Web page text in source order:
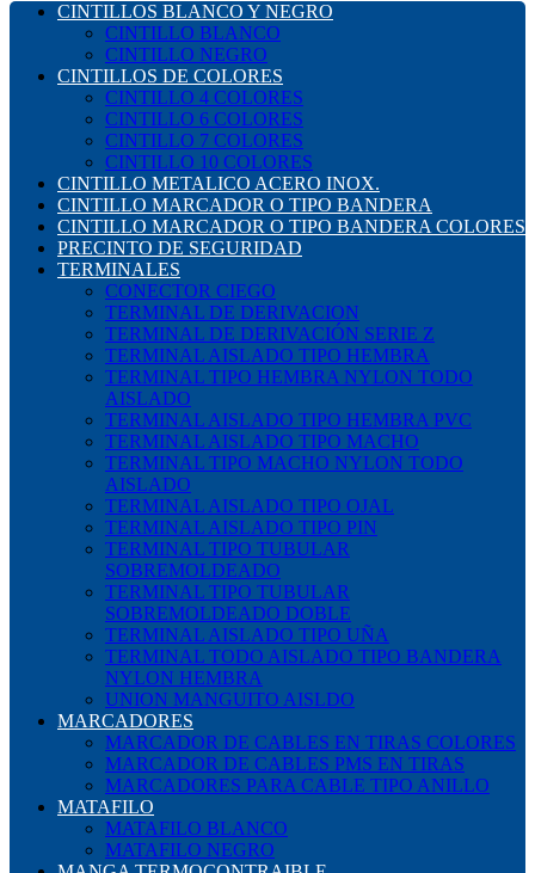
CINTILLOS BLANCO Y NEGRO
CINTILLO BLANCO
CINTILLO NEGRO
CINTILLOS DE COLORES
CINTILLO 4 COLORES
CINTILLO 6 COLORES
CINTILLO 7 COLORES
CINTILLO 10 COLORES
CINTILLO METALICO ACERO INOX.
CINTILLO MARCADOR O TIPO BANDERA
CINTILLO MARCADOR O TIPO BANDERA COLORES
PRECINTO DE SEGURIDAD
TERMINALES
CONECTOR CIEGO
TERMINAL DE DERIVACION
TERMINAL DE DERIVACIÓN SERIE Z
TERMINAL AISLADO TIPO HEMBRA
TERMINAL TIPO HEMBRA NYLON TODO
AISLADO
TERMINAL AISLADO TIPO HEMBRA PVC
TERMINAL AISLADO TIPO MACHO
TERMINAL TIPO MACHO NYLON TODO
AISLADO
TERMINAL AISLADO TIPO OJAL
TERMINAL AISLADO TIPO PIN
TERMINAL TIPO TUBULAR
SOBREMOLDEADO
TERMINAL TIPO TUBULAR
SOBREMOLDEADO DOBLE
TERMINAL AISLADO TIPO UÑA
TERMINAL TODO AISLADO TIPO BANDERA
NYLON HEMBRA
UNION MANGUITO AISLDO
MARCADORES
MARCADOR DE CABLES EN TIRAS COLORES
MARCADOR DE CABLES PMS EN TIRAS
MARCADORES PARA CABLE TIPO ANILLO
MATAFILO
MATAFILO BLANCO
MATAFILO NEGRO